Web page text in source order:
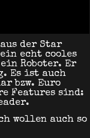
der Star
ein echt cooles
Roboter. Er
Es ist auch
bzw. Euro
Features sind:
wollen auch so